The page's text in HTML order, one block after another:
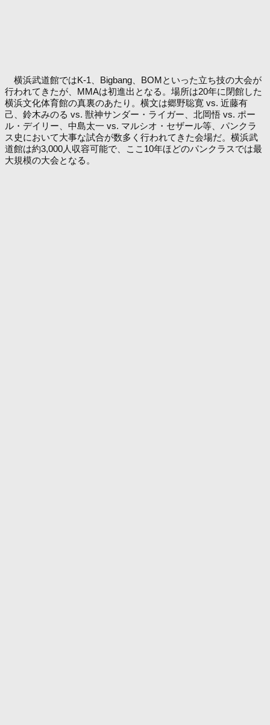
横浜武道館ではK-1、Bigbang、BOMといった立ち技の大会が
行われてきたが、MMAは初進出となる。場所は20年に閉館した
横浜文化体育館の真裏のあたり。横文は郷野聡寛 vs. 近藤有
己、鈴木みのる vs. 獣神サンダー・ライガー、北岡悟 vs. ポー
ル・デイリー、中島太一 vs. マルシオ・セザール等、パンクラ
ス史において大事な試合が数多く行われてきた会場だ。横浜武
道館は約3,000人収容可能で、ここ10年ほどのパンクラスでは最
大規模の大会となる。